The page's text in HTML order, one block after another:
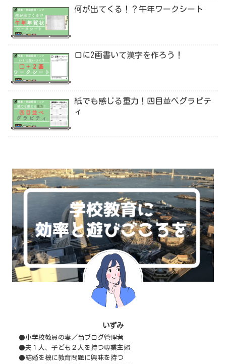
何が出てくる！？午年ワークシート
口に2画書いて漢字を作ろう！
紙でも感じる重力！四目並べグラビテ
ィ
いずみ
●小学校教員の妻／当ブログ管理者
●夫１人、子ども２人を持つ専業主婦
●結婚を機に教育問題に興味を持つ